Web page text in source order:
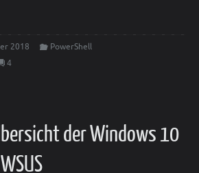
2018
PowerShell
4
der Windows 10